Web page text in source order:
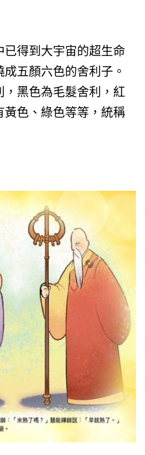
得到大宇宙的超生命
五顏六色的舍利子。
，黑色為毛髮舍利，紅
黃色、綠色等等，統稱